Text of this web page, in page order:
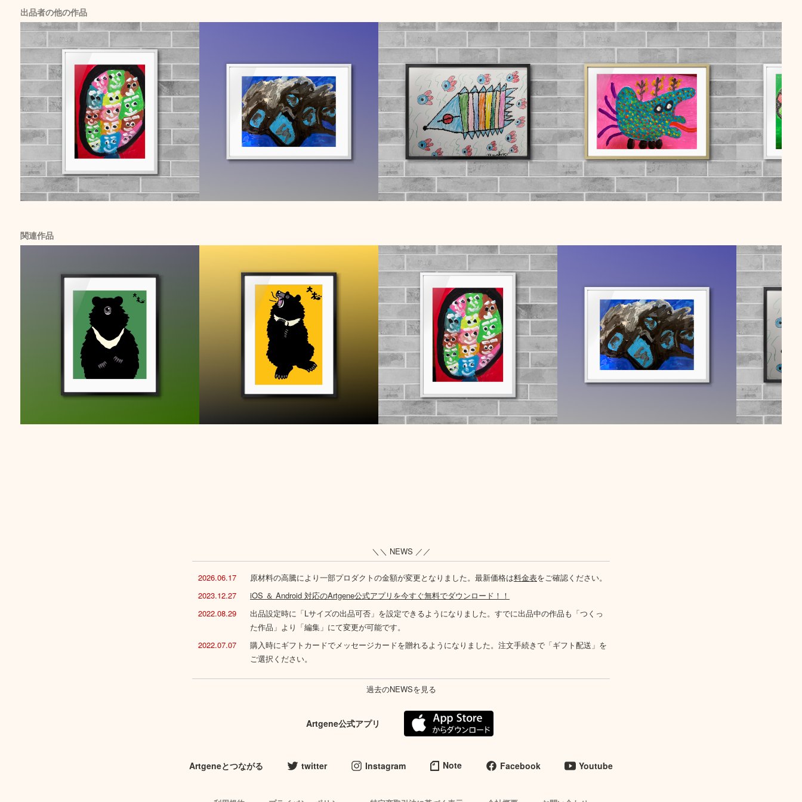
出品者の他の作品
関連作品
＼＼ NEWS ／／
2026.06.17 原材料の高騰により一部プロダクトの金額が変更となりました。最新価格は料金表をご確認ください。
2023.12.27
iOS ＆ Android 対応のArtgene公式アプリを今すぐ無料でダウンロード！！
2022.08.29
出品設定時に「Lサイズの出品可否」を設定できるようになりました。すでに出品中の作品も「つくっ
た作品」より「編集」にて変更が可能です。
2022.07.07
購入時にギフトカードでメッセージカードを贈れるようになりました。注文手続きで「ギフト配送」を
ご選択ください。
過去のNEWSを見る
Artgene公式アプリ
Artgeneとつながる twitter Instagram Note Facebook Youtube